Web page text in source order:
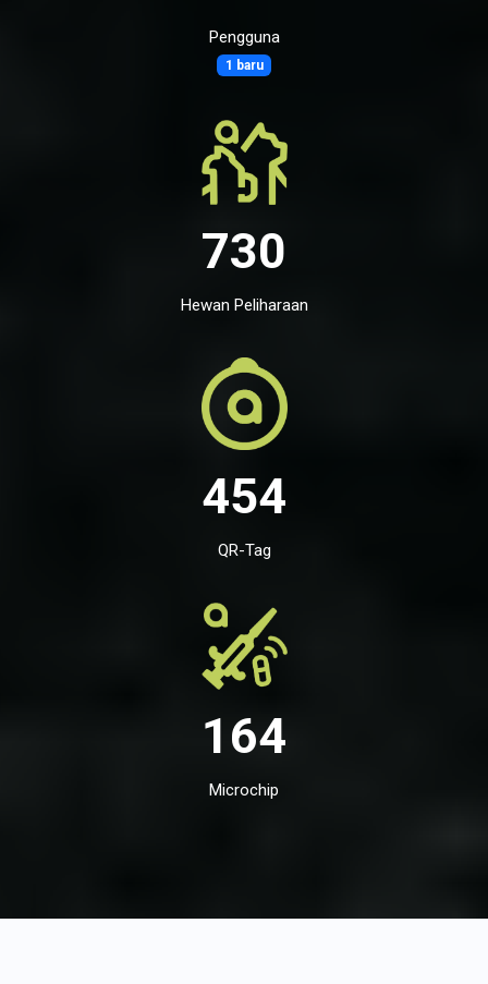
Pengguna
1 baru
730
Hewan Peliharaan
454
QR-Tag
164
Microchip